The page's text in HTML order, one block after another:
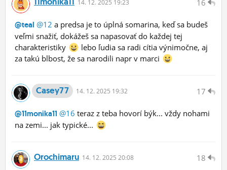
16
14. 12. 2025 19:23
@teal @12 a predsa je to úplná somarina, keď sa budeš
veľmi snažiť, dokážeš sa napasovať do každej tej
charakteristiky
lebo ľudia sa radi cítia výnimočne, aj
za takú blbost, že sa narodili napr v marci
17
Casey77 14. 12. 2025 19:32
@11monika11 @16 teraz z teba hovorí býk... vždy nohami
na zemi... jak typické...
18
Orochimaru 14. 12. 2025 20:08